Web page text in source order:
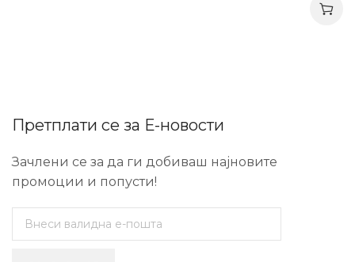
Претплати се за Е-новости
Зачлени се за да ги добиваш најновите
промоции и попусти!